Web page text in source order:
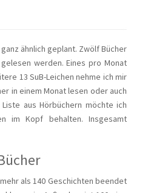
ähnlich geplant. Zwölf Bücher
werden. Eines pro Monat
13 SuB-Leichen nehme ich mir
in einem Monat lesen oder auch
aus Hörbüchern möchte ich
im Kopf behalten. Insgesamt
als 140 Geschichten beendet